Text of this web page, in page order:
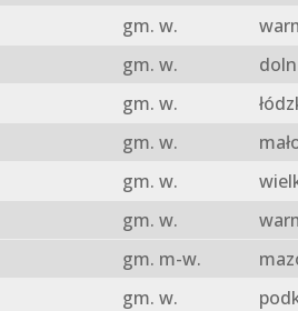
gm. w.
gm. w.
gm. w.
gm. w.
gm. w.
gm. w.
gm. m-w.
gm. w.